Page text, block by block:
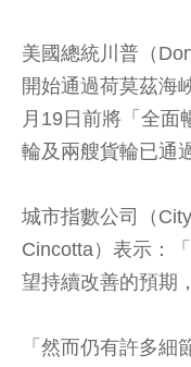
美國總統川普（
開始通過荷莫茲海
月19日前將「全面
輪及兩艘貨輪已通
城市指數公司（
Cincotta）表示：
望持續改善的預期
「然而仍有許多